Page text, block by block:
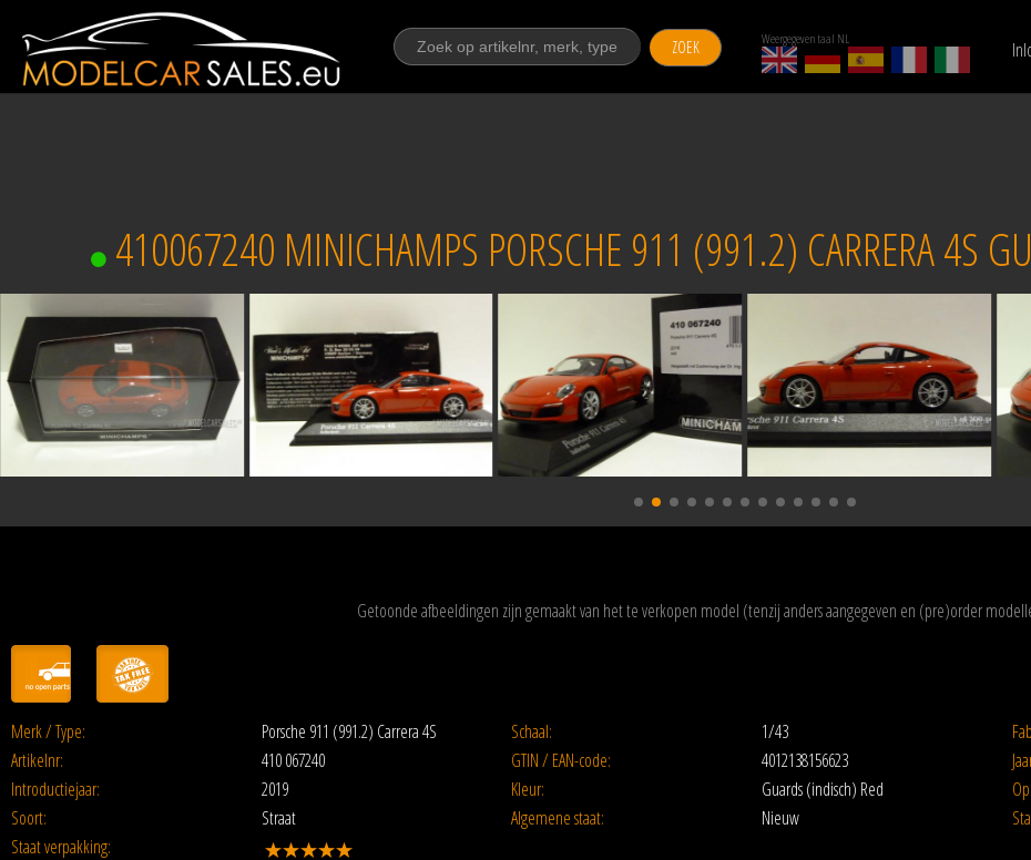
ZOEK Weergegeven taal NL
410067240 MINICHAMPS PORSCHE 911 (991.2) CARRERA 4S
Getoonde afbeeldingen zijn gemaakt van het te verkopen model (tenzij anders aangegeven en (pre)order
Merk / Type: Porsche 911 (991.2) Carrera 4S Schaal: 1/43
Artikelnr:
410 067240 GTIN / EAN-code: 4012138156623
Introductiejaar:
2019 Kleur: Guards (indisch) Red
Soort:
Straat Algemene staat: Nieuw
Staat verpakking: